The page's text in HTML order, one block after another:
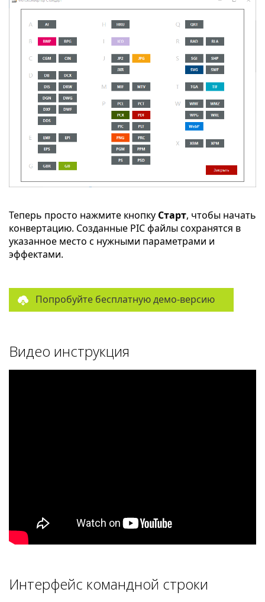
Теперь просто нажмите кнопку Старт, чтобы начать
конвертацию. Созданные PIC файлы сохранятся в
указанное место с нужными параметрами и
эффектами.
Попробуйте бесплатную демо-версию
Видео инструкция
Интерфейс командной строки